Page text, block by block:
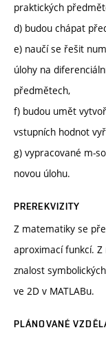
praktických
d) budou chápat
e) naučí se řešit
úlohy na
předmětech,
f) budou umět
vstupních hodnot
g) vypracované m-
novou úlohu.
PREREKVIZITY
Z matematiky se
aproximací funkcí.
znalost
ve 2D v MATLABu.
PLÁNOVANÉ